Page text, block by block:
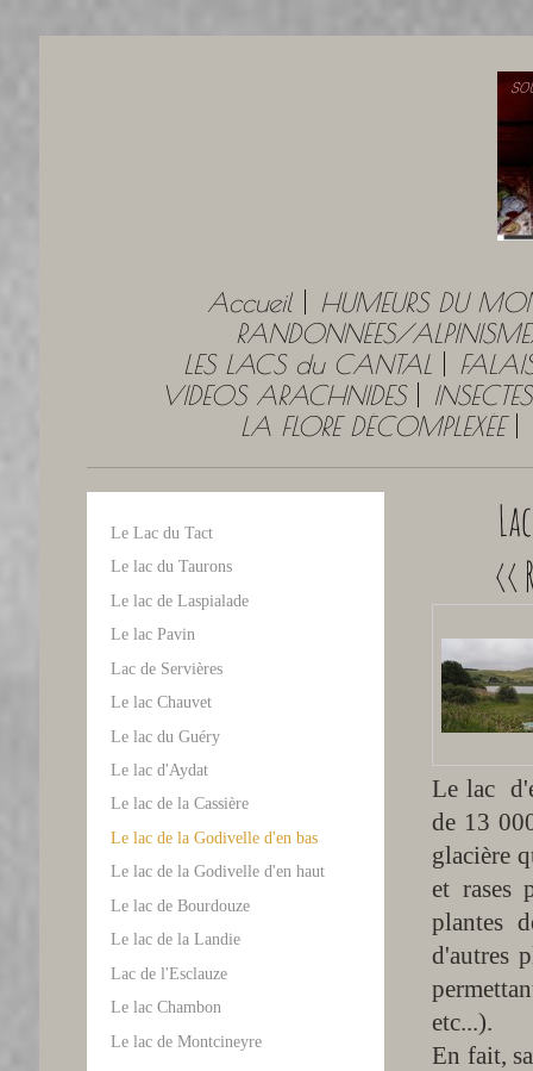
Accueil
HUMEURS DU
RANDONNÉES/
LES LACS du CANTAL
VIDEOS ARACHNIDES
INSECTES
LA FLORE DÉCOMPLEXÉE
Le lac
de 13
glacière
et rases
plantes
d'autres
etc...).
En fait,
Le Lac du Tact
Le lac du Taurons
Le lac de Laspialade
Le lac Pavin
Lac de Servières
Le lac Chauvet
Le lac du Guéry
Le lac d'Aydat
Le lac de la Cassière
Le lac de la Godivelle d'en bas
Le lac de la Godivelle d'en haut
Le lac de Bourdouze
Le lac de la Landie
Lac de l'Esclauze
Le lac Chambon
Le lac de Montcineyre